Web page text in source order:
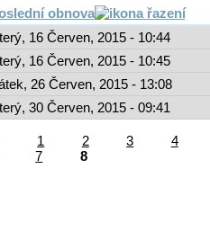
obnova
16 Červen, 2015 - 10:44
16 Červen, 2015 - 10:45
26 Červen, 2015 - 13:08
30 Červen, 2015 - 09:41
1 2 3
4
7 8